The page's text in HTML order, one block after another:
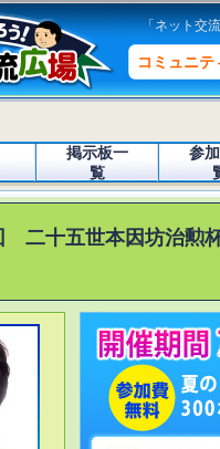
「ネット交
コミュニテ
掲示板一
覧
参
二十五世本因坊治勲